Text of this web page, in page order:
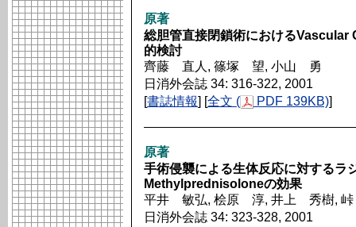
原著
総胆管直接閉鎖術における
的検討
齊藤 直人, 篠塚 望, 小山 勇
日消外会誌 34: 316-322, 2001
[書誌情報] [全文 ( PDF 139KB)]
原著
手術侵襲による生体反応に対するラ
Methylprednisoloneの効果
平井 敏弘, 桧原 淳, 井上 秀樹,
日消外会誌 34: 323-328, 2001